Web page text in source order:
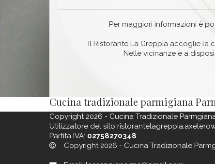
Per maggiori informazioni è
Il Ristorante La Greppia accoglie la
Nelle vicinanze è a
Cucina tradizionale parmigiana
Copyright 2026 - Cucina Tradizionale
Utilizzatore del sito
Partita IVA: 02758270348
Copyright 2026 - Cucina Tradizionale